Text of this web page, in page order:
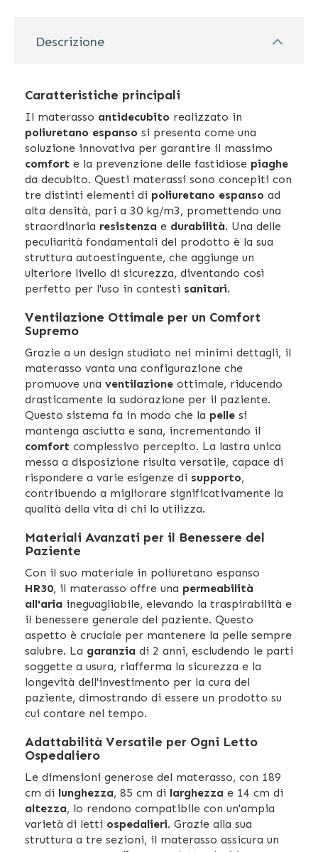
Descrizione
Caratteristiche principali
Il materasso antidecubito realizzato in
poliuretano espanso si presenta come una
soluzione innovativa per garantire il massimo
comfort e la prevenzione delle fastidiose piaghe
da decubito. Questi materassi sono concepiti con
tre distinti elementi di poliuretano espanso ad
alta densità, pari a 30 kg/m3, promettendo una
straordinaria resistenza e durabilità. Una delle
peculiarità fondamentali del prodotto è la sua
struttura autoestinguente, che aggiunge un
ulteriore livello di sicurezza, diventando così
perfetto per l'uso in contesti sanitari.
Ventilazione Ottimale per un Comfort
Supremo
Grazie a un design studiato nei minimi dettagli, il
materasso vanta una configurazione che
promuove una ventilazione ottimale, riducendo
drasticamente la sudorazione per il paziente.
Questo sistema fa in modo che la pelle si
mantenga asciutta e sana, incrementando il
comfort complessivo percepito. La lastra unica
messa a disposizione risulta versatile, capace di
rispondere a varie esigenze di supporto,
contribuendo a migliorare significativamente la
qualità della vita di chi la utilizza.
Materiali Avanzati per il Benessere del
Paziente
Con il suo materiale in poliuretano espanso
HR30, il materasso offre una permeabilità
all'aria ineguagliabile, elevando la traspirabilità e
il benessere generale del paziente. Questo
aspetto è cruciale per mantenere la pelle sempre
salubre. La garanzia di 2 anni, escludendo le parti
soggette a usura, riafferma la sicurezza e la
longevità dell'investimento per la cura del
paziente, dimostrando di essere un prodotto su
cui contare nel tempo.
Adattabilità Versatile per Ogni Letto
Ospedaliero
Le dimensioni generose del materasso, con 189
cm di lunghezza, 85 cm di larghezza e 14 cm di
altezza, lo rendono compatibile con un'ampia
varietà di letti ospedalieri. Grazie alla sua
struttura a tre sezioni, il materasso assicura un